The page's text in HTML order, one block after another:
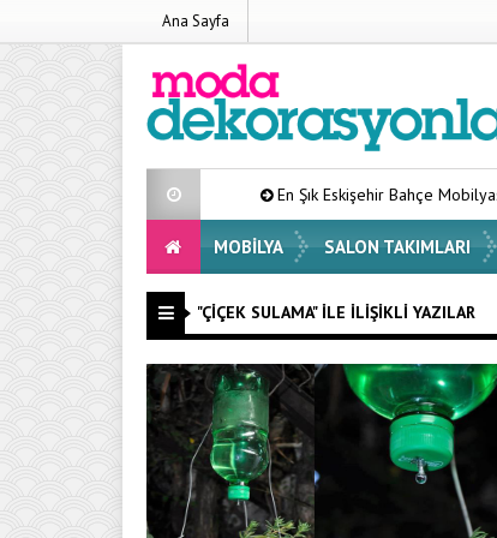
Ana Sayfa
En Şık Eskişehir Bahçe Mobilyası
MOBILYA SALON TAKIMLARI
"ÇIÇEK SULAMA" ILE İLIŞIKLI YAZILAR